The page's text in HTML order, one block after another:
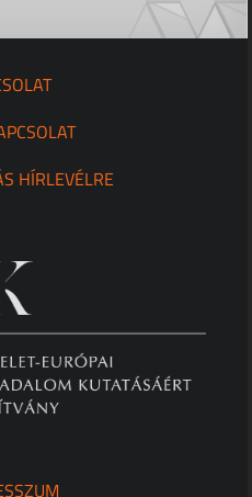
HÍRLEVÉLRE